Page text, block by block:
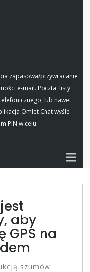
zapasowa/przywracanie
e-mail. Poczta. listy
lub nawet
Omlet Chat wyśle
PIN w celu.
aby
GPS na
szumów